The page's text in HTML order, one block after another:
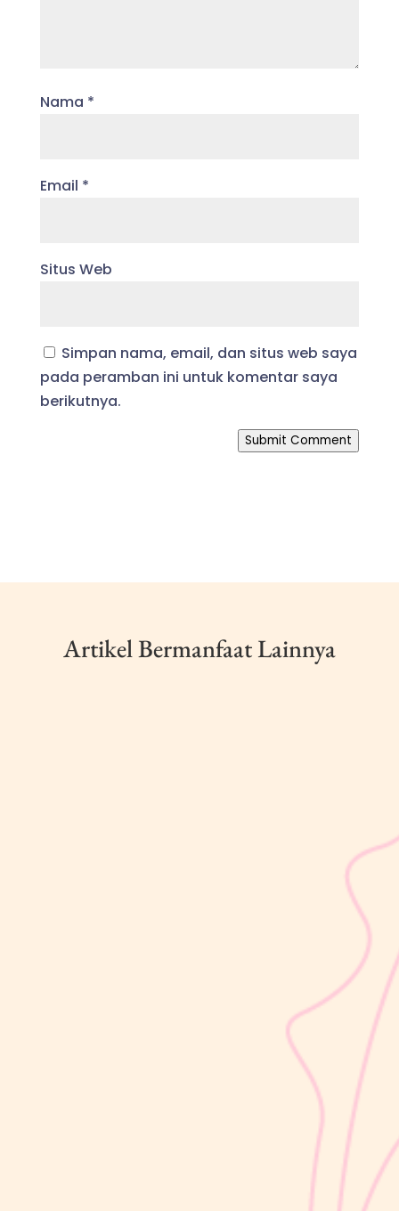
Nama *
Email *
Situs Web
Simpan nama, email, dan situs web saya
pada peramban ini untuk komentar saya
berikutnya.
Submit Comment
Artikel Bermanfaat Lainnya
dalam masa 1000 Hari Pertama Kehidupan (HPK). Pada tahap ini,
perkembangan si Kecil berlangsung sangat pesat, mulai dari
kemampuan berjalan, berbicara, hingga berinteraksi dengan orang